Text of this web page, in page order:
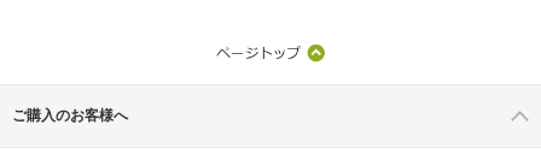
ご購入のお客様へ